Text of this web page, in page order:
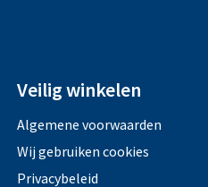
Veilig winkelen
Algemene voorwaarden
Wij gebruiken cookies
Privacybeleid